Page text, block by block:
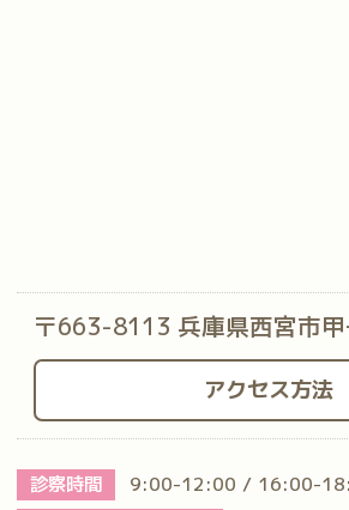
〒663-8113 兵庫県西宮市
アクセス方法
診察時間 9:00-12:00 / 16:00-